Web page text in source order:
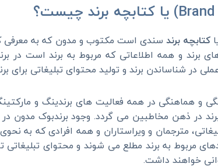
کتابچه برند سندی است مکتوب و مدون که به معرفی
برند و همه اطلاعاتی که مربوط به برند است
در شناساندن برند و تولید محتوای تبلیغاتی برای
و هماهنگی در همه فعالیت های برندینگ و
در ذهن مخاطبین می گردد. وجود برندبوک مدون
مترجمان و ویراستاران و همه افرادی که به نحوی
مربوط به برند مطلع می شوند و محتوای
خواهند داشت.